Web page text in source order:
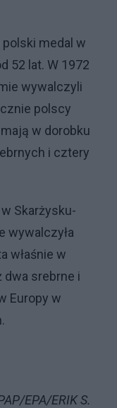
medal w
52 lat. W 1972
wywalczyli
polscy
w dorobku
i cztery
Skarżysku-
wywalczyła
właśnie w
dwa srebrne i
Europy w
EPA/ERIK S.